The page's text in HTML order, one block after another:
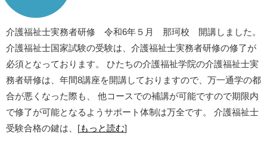
介護福祉士実務者研修 令和6年５月 那珂校 開講しました。
介護福祉士国家試験の受験は、介護福祉士実務者研修の修了が
必須となっております。 ひたちの介護福祉学院の介護福祉士実
務者研修は、年間8講座を開講しておりますので、万一通学の都
合が悪くなった際も、 他コースでの補講が可能ですので期限内
で修了が可能となるようサポート体制は万全です。 介護福祉士
受験合格の鍵は、[もっと読む]